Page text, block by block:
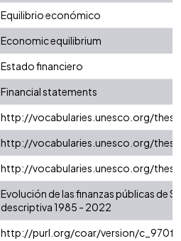
Equilibrio económico
Economic equilibrium
Estado financiero
Financial statements
http://vocabularies.unesco.org/
http://vocabularies.unesco.org/
http://vocabularies.unesco.org/
Evolución de las finanzas públicas de
descriptiva 1985 - 2022
http://purl.org/coar/version/